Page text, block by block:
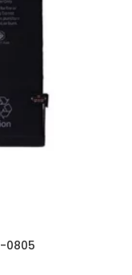
0805